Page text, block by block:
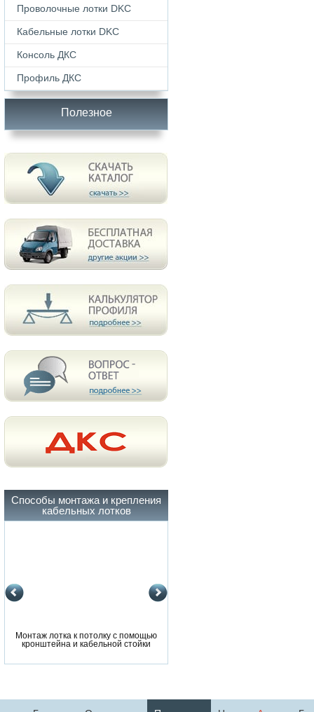
Проволочные лотки DKC
Кабельные лотки DKС
Консоль ДКС
Профиль ДКС
Полезное
Способы монтажа и крепления
кабельных лотков
Монтаж лотка к потолку с помощью
кронштейна и кабельной стойки